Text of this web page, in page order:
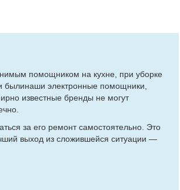
помощником на кухне, при уборке
былинаши электронные помощники,
известные бренды не могут
за его ремонт самостоятельно. Это
выход из сложившейся ситуации —